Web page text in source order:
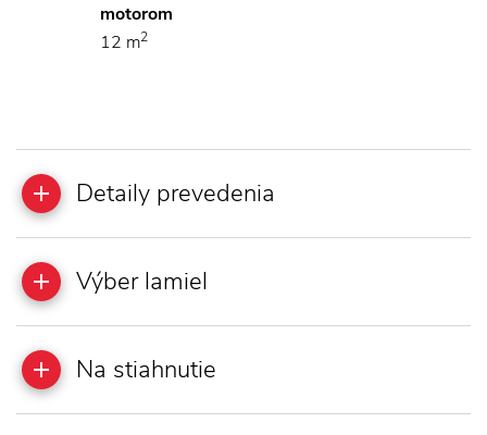
motorom
12 m2
Detaily prevedenia
Výber lamiel
Na stiahnutie